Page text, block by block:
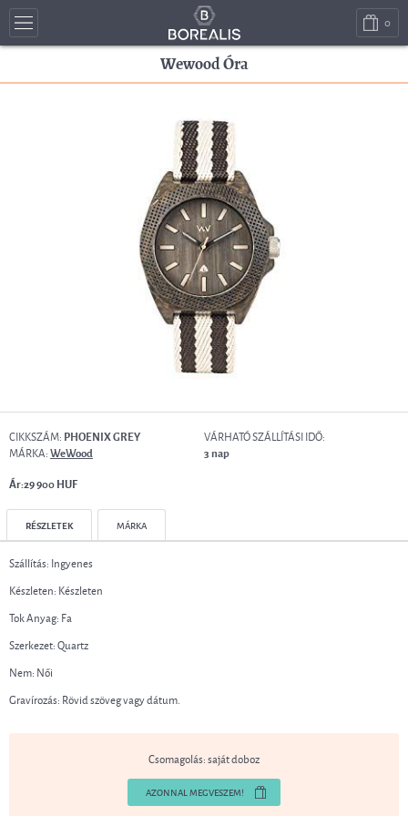
0
Wewood Óra
CIKKSZÁM: PHOENIX GREY
MÁRKA:WeWood
VÁRHATÓ SZÁLLÍTÁSI IDŐ:
3 nap
Ár:29 900 HUF
RÉSZLETEK MÁRKA
Szállítás: Ingyenes
Készleten: Készleten
Tok Anyag: Fa
Szerkezet: Quartz
Nem: Női
Gravírozás: Rövid szöveg vagy dátum.
Csomagolás: saját doboz
AZONNAL MEGVESZEM!